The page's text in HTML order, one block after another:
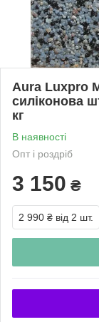
Aura Luxpro
силіконова
кг
В наявності
Опт і роздріб
3 150 ₴
2 990 ₴ від 2 шт.